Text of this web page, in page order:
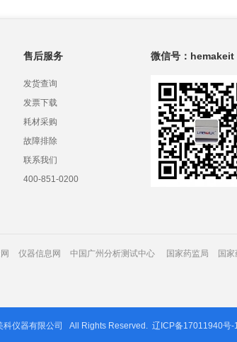
售后服务
发货查询
发票下载
耗材采购
故障排除
联系我们
400-851-0200
微信号：hemakeit
仪器信息网 中国广州分析测试中心 国家药监局 国
科仪器有限公司 All Rights Reserved. 辽ICP备17011940号-